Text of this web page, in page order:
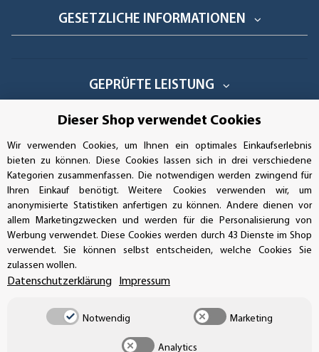
GESETZLICHE INFORMATIONEN
GEPRÜFTE LEISTUNG
AUFKLEBERDEALER STORE
Handwerkerring 1, D-39326 Wolmirstedt
Bestellungen/Support: +49 (0)39-201-28-98-10
Buchhaltung: +49 (0)39-201-28-98-17
info@aufkleberdealer.de
UNSER AFFILIATE-PROGRAMM
Dieser Shop verwendet Cookies
Wir verwenden Cookies, um Ihnen ein optimales Einkaufserlebnis
bieten zu können. Diese Cookies lassen sich in drei verschiedene
Kategorien zusammenfassen. Die notwendigen werden zwingend für
Ihren Einkauf benötigt. Weitere Cookies verwenden wir, um
anonymisierte Statistiken anfertigen zu können. Andere dienen vor
allem Marketingzwecken und werden für die Personalisierung von
Werbung verwendet. Diese Cookies werden durch 43 Dienste im Shop
verwendet. Sie können selbst entscheiden, welche Cookies Sie
zulassen wollen.
Datenschutzerklärung Impressum
Notwendig Marketing
Analytics